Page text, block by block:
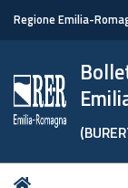
Regione Emilia-
Tu